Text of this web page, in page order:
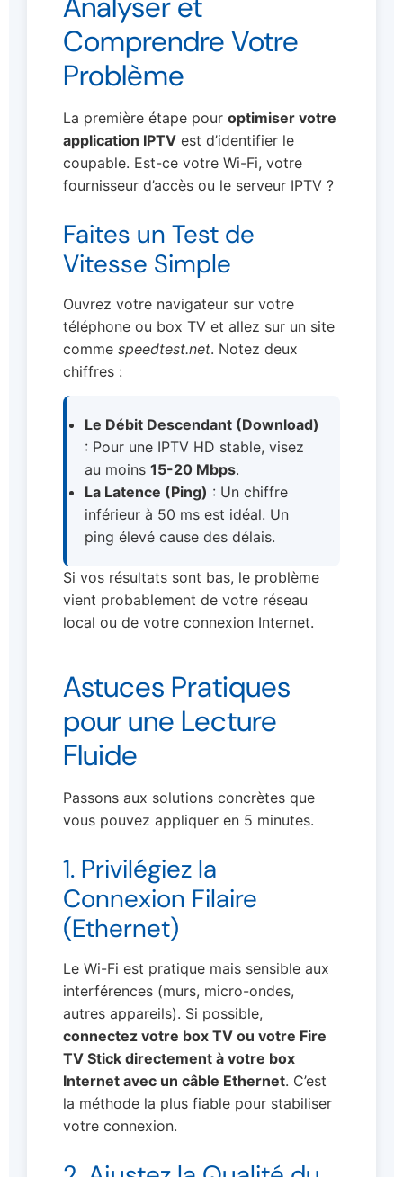
Comprendre Votre
Problème
La première étape pour optimiser votre
application IPTV est d’identifier le
coupable. Est-ce votre Wi-Fi, votre
fournisseur d’accès ou le serveur IPTV ?
Faites un Test de
Vitesse Simple
Ouvrez votre navigateur sur votre
téléphone ou box TV et allez sur un site
comme speedtest.net. Notez deux
chiffres :
Le Débit Descendant (Download)
: Pour une IPTV HD stable, visez
au moins 15-20 Mbps.
La Latence (Ping) : Un chiffre
inférieur à 50 ms est idéal. Un
ping élevé cause des délais.
Si vos résultats sont bas, le problème
vient probablement de votre réseau
local ou de votre connexion Internet.
Astuces Pratiques
pour une Lecture
Fluide
Passons aux solutions concrètes que
vous pouvez appliquer en 5 minutes.
1. Privilégiez la
Connexion Filaire
(Ethernet)
Le Wi-Fi est pratique mais sensible aux
interférences (murs, micro-ondes,
autres appareils). Si possible,
connectez votre box TV ou votre Fire
TV Stick directement à votre box
Internet avec un câble Ethernet. C’est
la méthode la plus fiable pour stabiliser
votre connexion.